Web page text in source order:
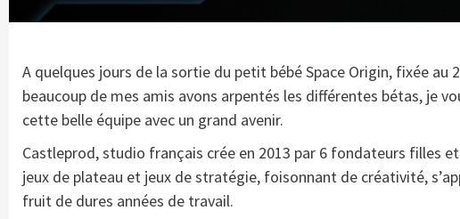
A quelques jours de la sortie du petit bébé Space Origin, fixée
beaucoup de mes amis avons arpentés les différentes bétas, je
cette belle équipe avec un grand avenir.
Castleprod, studio français crée en 2013 par 6 fondateurs filles
jeux de plateau et jeux de stratégie, foisonnant de créativité,
fruit de dures années de travail.